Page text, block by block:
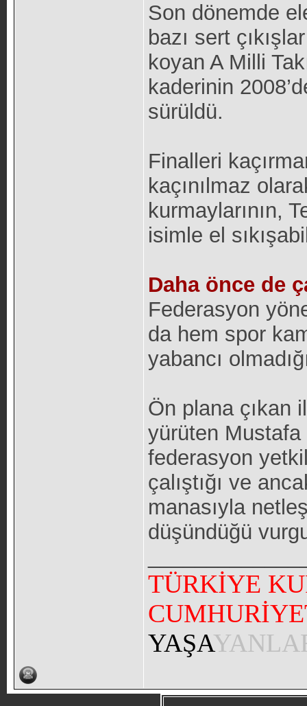
Son dönemde
bazı sert
koyan A Milli
kaderinin
sürüldü.
Finalleri
kaçınılmaz
kurmaylarının,
isimle el
Daha önce de
Federasyon
da hem spor
yabancı
Ön plana çıkan
yürüten Mustafa
federasyon
çalıştığı ve
manasıyla
düşündüğü
TÜRKİYE
YAŞA